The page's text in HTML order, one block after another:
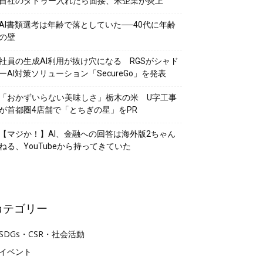
書類選考は年齢で落としていた──40代に年齢
壁
員の生成AI利用が抜け穴になる RGSがシャド
AI対策ソリューション「SecureGo」を発表
おかずいらない美味しさ」栃木の米 U字工事
首都圏4店舗で「とちぎの星」をPR
マジか！】AI、金融への回答は海外版2ちゃん
る、YouTubeから持ってきていた
テゴリー
・CSR・社会活動
ベント